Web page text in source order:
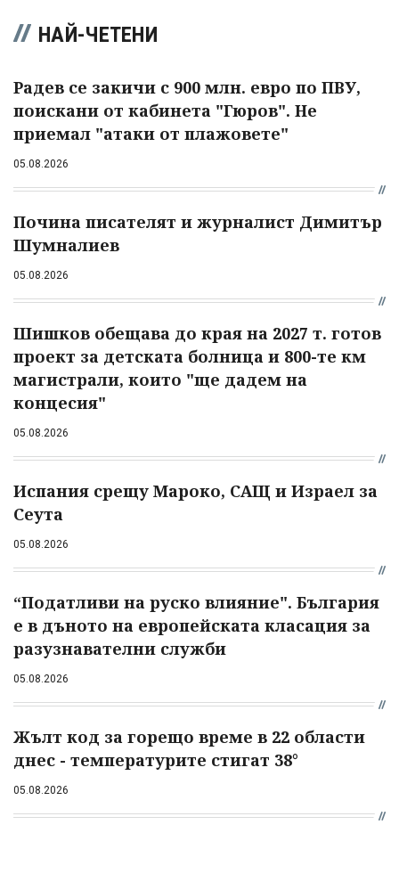
НАЙ-ЧЕТЕНИ
Радев се закичи с 900 млн. евро по ПВУ,
поискани от кабинета "Гюров". Не
приемал "атаки от плажовете"
05.08.2026
Почина писателят и журналист Димитър
Шумналиев
05.08.2026
Шишков обещава до края на 2027 т. готов
проект за детската болница и 800-те км
магистрали, които "ще дадем на
концесия"
05.08.2026
Испания срещу Мароко, САЩ и Израел за
Сеута
05.08.2026
“Податливи на руско влияние". България
е в дъното на европейската класация за
разузнавателни служби
05.08.2026
Жълт код за горещо време в 22 области
днес - температурите стигат 38°
05.08.2026